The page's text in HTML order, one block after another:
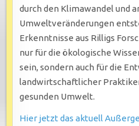
durch den Klimawandel und
Umweltveränderungen
Erkenntnisse aus Rilligs
nur für die ökologische
sein, sondern auch für die
landwirtschaftlicher
gesunden Umwelt.
Hier jetzt das aktuell